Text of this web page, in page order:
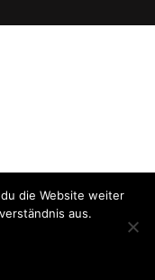
die Website weiter
aus.